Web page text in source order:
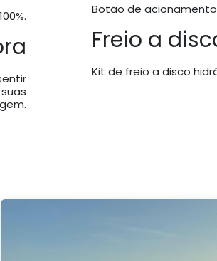
Botão de
Freio a
Kit de freio a disco